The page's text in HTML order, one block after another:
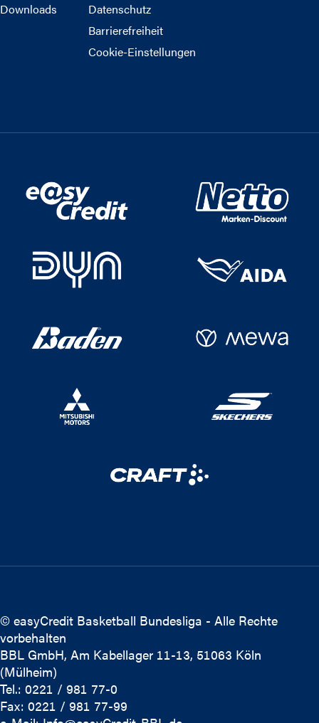
Downloads
Datenschutz
Barrierefreiheit
Cookie-Einstellungen
© easyCredit Basketball Bundesliga - Alle Rechte
vorbehalten
BBL GmbH, Am Kabellager 11-13, 51063 Köln
(Mülheim)
Tel.: 0221 / 981 77-0
Fax: 0221 / 981 77-99